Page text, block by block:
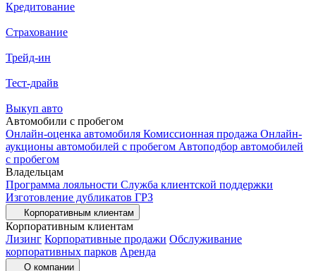
Кредитование
Страхование
Трейд-ин
Тест-драйв
Выкуп авто
Автомобили с пробегом
Онлайн-оценка автомобиля Комиссионная продажа Онлайн-
аукционы автомобилей с пробегом Автоподбор автомобилей
с пробегом
Владельцам
Программа лояльности Служба клиентской поддержки
Изготовление дубликатов ГРЗ
Корпоративным клиентам
Корпоративным клиентам
Лизинг Корпоративные продажи Обслуживание
корпоративных парков Аренда
О компании